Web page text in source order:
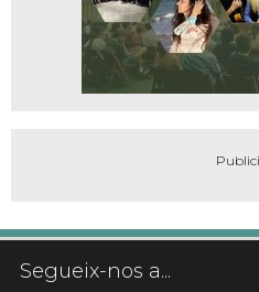
Segueix-nos a...